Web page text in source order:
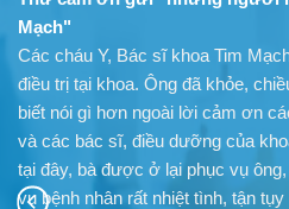
Mạch"
Các cháu Y, Bác sĩ khoa Tim
điều trị tại khoa. Ông đã khỏe,
biết nói gì hơn ngoài lời cảm ơn
và các bác sĩ, điều dưỡng của
tại đây, bà được ở lại phục vụ
vụ bệnh nhân rất nhiệt tình, tận